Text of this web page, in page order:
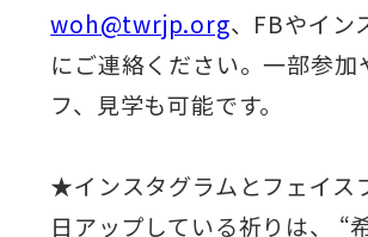
woh@twrjp.org、FBやイン
にご連絡ください。一部参加
フ、見学も可能です。
★インスタグラムとフェイス
日アップしている祈りは、 “